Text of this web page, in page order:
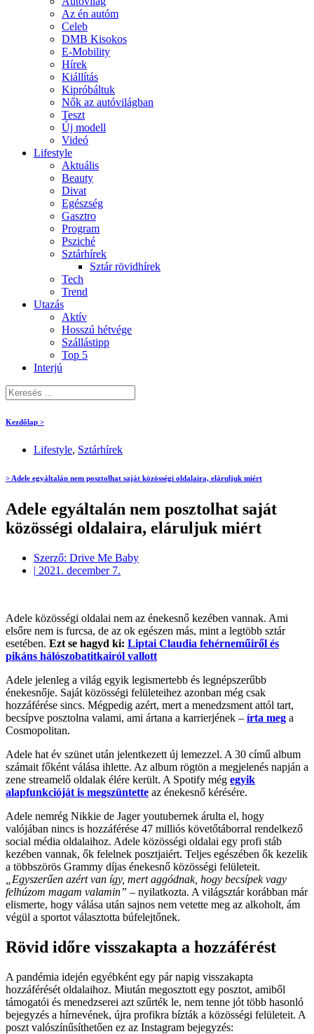
Az én autóm
Celeb
DMB Kisokos
E-Mobility
Hírek
Kiállítás
Kipróbáltuk
Nők az autóvilágban
Teszt
Új modell
Videó
Lifestyle
Aktuális
Beauty
Divat
Egészség
Gasztro
Program
Psziché
Sztárhírek
Sztár rövidhírek
Tech
Trend
Utazás
Aktív
Hosszú hétvége
Szállástipp
Top 5
Interjú
Kezdőlap >
Lifestyle, Sztárhírek
> Adele egyáltalán nem posztolhat saját közösségi oldalaira, eláruljuk miért
Adele egyáltalán nem posztolhat saját
közösségi oldalaira, eláruljuk miért
Szerző: Drive Me Baby
| 2021. december 7.
Adele közösségi oldalai nem az énekesnő kezében vannak. Ami
elsőre nem is furcsa, de az ok egészen más, mint a legtöbb sztár
esetében. Ezt se hagyd ki: Liptai Claudia fehérneműiről és
pikáns hálószobatitkairól vallott
Adele jelenleg a világ egyik legismertebb és legnépszerűbb
énekesnője. Saját közösségi felületeihez azonban még csak
hozzáférése sincs. Mégpedig azért, mert a menedzsment attól tart,
becsípve posztolna valami, ami ártana a karrierjének – írta meg a
Cosmopolitan.
Adele hat év szünet után jelentkezett új lemezzel. A 30 című album
számait főként válása ihlette. Az album rögtön a megjelenés napján a
zene streamelő oldalak élére került. A Spotify még egyik
alapfunkcióját is megszüntette az énekesnő kérésére.
Adele nemrég Nikkie de Jager youtubernek árulta el, hogy
valójában nincs is hozzáférése 47 milliós követőtáborral rendelkező
social média oldalaihoz. Adele közösségi oldalai egy profi stáb
kezében vannak, ők felelnek posztjaiért. Teljes egészében ők kezelik
a többszörös Grammy díjas énekesnő közösségi felületeit.
„Egyszerűen azért van így, mert aggódnak, hogy becsípek vagy
felhúzom magam valamin” – nyilatkozta. A világsztár korábban már
elismerte, hogy válása után sajnos nem vetette meg az alkoholt, ám
végül a sportot választotta búfelejtőnek.
Rövid időre visszakapta a hozzáférést
A pandémia idején egyébként egy pár napig visszakapta
hozzáférését oldalaihoz. Miután megosztott egy posztot, amiből
támogatói és menedzserei azt szűrték le, nem tenne jót több hasonló
bejegyzés a hírnevének, újra profikra bízták a közösségi felületeit. A
poszt valószínűsíthetően ez az Instagram bejegyzés: